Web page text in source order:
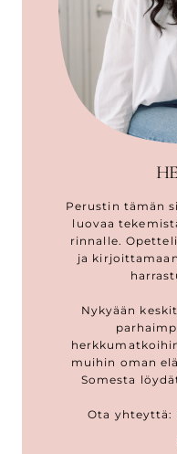
Perustin tämän
luovaa
rinnalle.
ja
Nykyään
muihin oman
Somesta
Ota yhteyttä: